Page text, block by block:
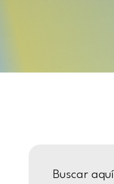
Buscar aquí